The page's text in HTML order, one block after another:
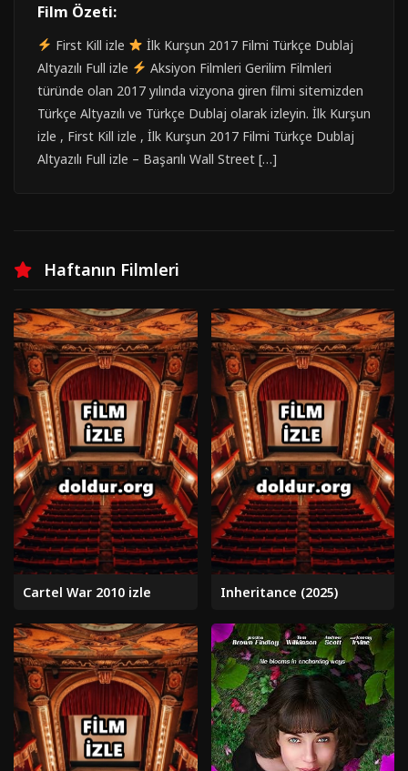
Film Özeti:
First Kill izle
İlk Kurşun 2017 Filmi Türkçe Dublaj
Altyazılı Full izle
Aksiyon Filmleri Gerilim Filmleri
türünde olan 2017 yılında vizyona giren filmi sitemizden
Türkçe Altyazılı ve Türkçe Dublaj olarak izleyin. İlk Kurşun
izle , First Kill izle , İlk Kurşun 2017 Filmi Türkçe Dublaj
Altyazılı Full izle – Başarılı Wall Street […]
Haftanın Filmleri
Cartel War 2010 izle Inheritance (2025)